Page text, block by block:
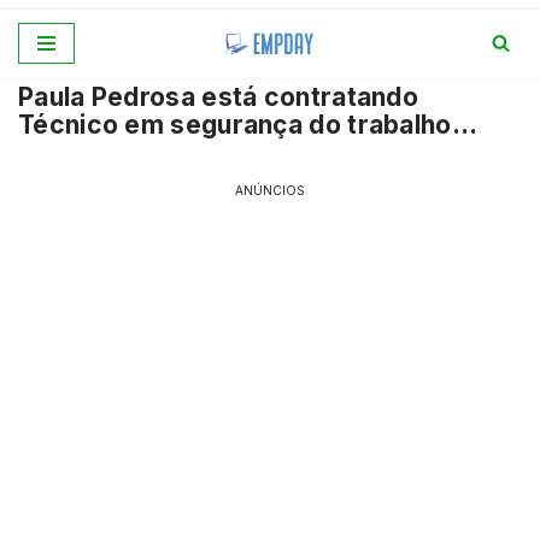
para
Paula Pedrosa está contratando
Técnico em segurança do trabalho…
ANÚNCIOS